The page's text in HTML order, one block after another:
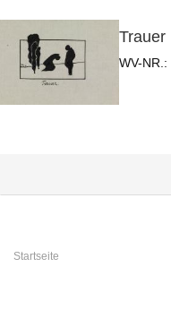
Trauer
WV-NR.:
Sie sind hier
Startseite